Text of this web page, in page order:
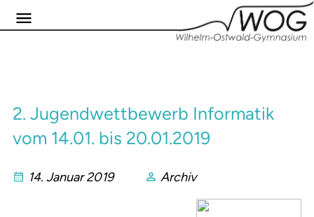
2. Jugendwettbewerb Informatik
vom 14.01. bis 20.01.2019
14. Januar 2019 Archiv